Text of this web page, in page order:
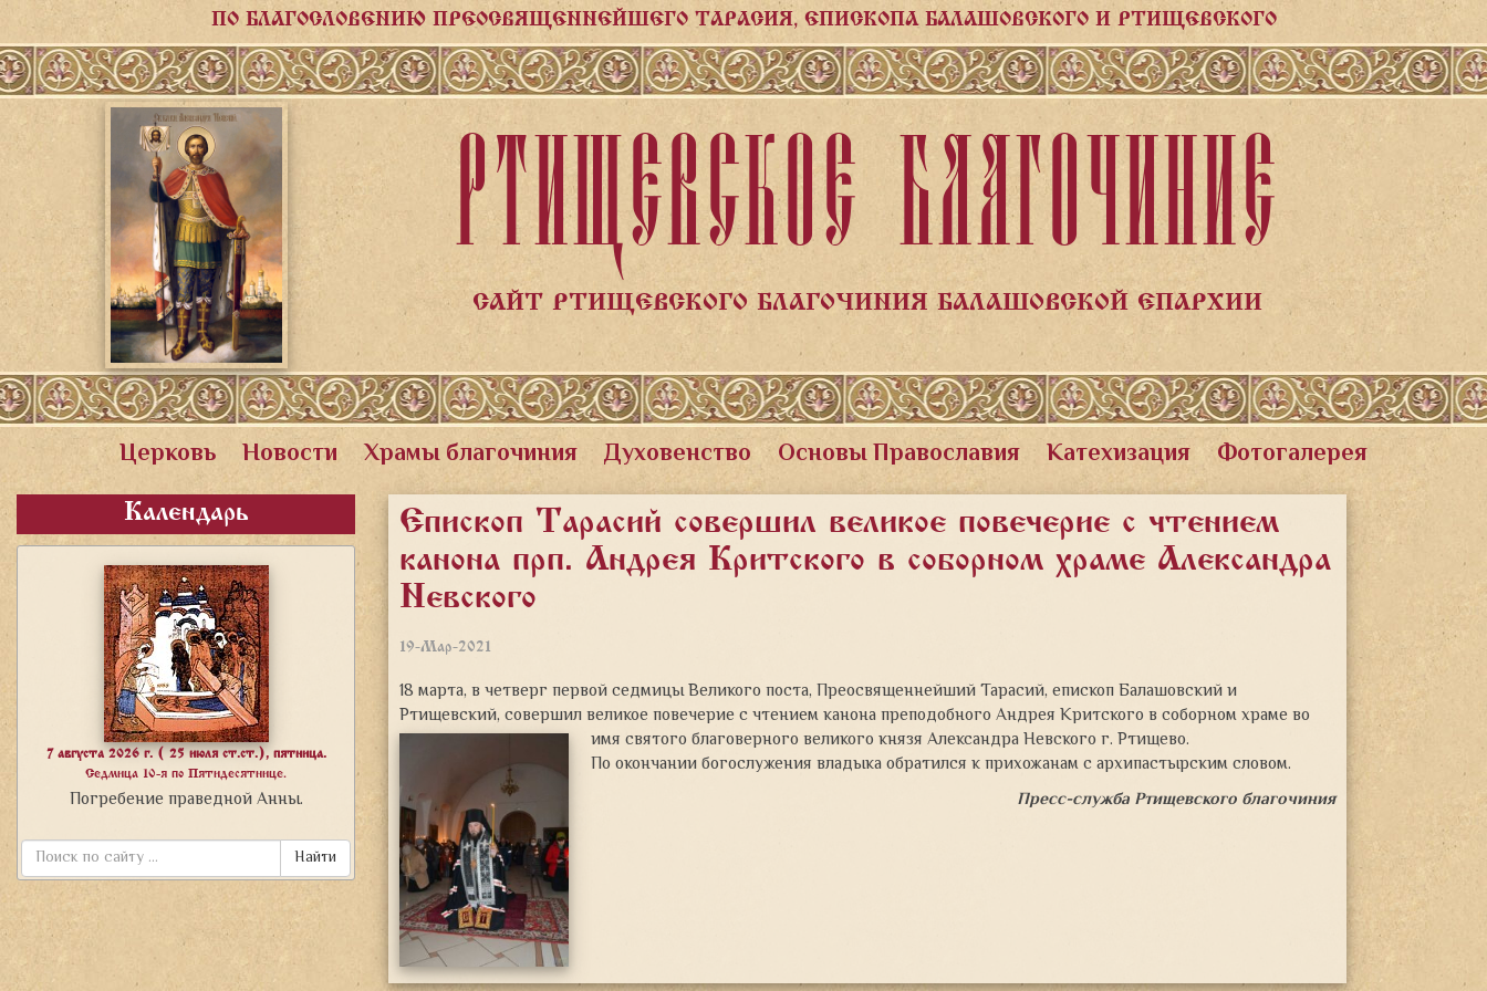
ПО БЛАГОСЛОВЕНИЮ ПРЕОСВЯЩЕННЕЙШЕГО ТАРАСИЯ, ЕПИСКОПА БАЛАШОВСКОГО И РТИЩЕВСКОГО
РТИЩЕВСКОЕ БЛАГОЧИНИЕ
САЙТ РТИЩЕВСКОГО БЛАГОЧИНИЯ БАЛАШОВСКОЙ ЕПАРХИИ
Церковь Новости Храмы благочиния Духовенство Основы Православия Катехизация Фотогалерея
Календарь
7 августа 2026 г. ( 25 июля ст.ст.), пятница.
Седмица 10-я по Пятидесятнице.
Погребение праведной Анны.
Найти
Епископ Тарасий совершил великое повечерие с чтением
канона прп. Андрея Критского в соборном храме Александра
Невского
19-Мар-2021
18 марта, в четверг первой седмицы Великого поста, Преосвященнейший Тарасий, епископ Балашовский и
Ртищевский, совершил великое повечерие с чтением канона преподобного Андрея Критского в соборном храме во
имя святого благоверного великого князя Александра Невского г. Ртищево.
По окончании богослужения владыка обратился к прихожанам с архипастырским словом.
Пресс-служба Ртищевского благочиния